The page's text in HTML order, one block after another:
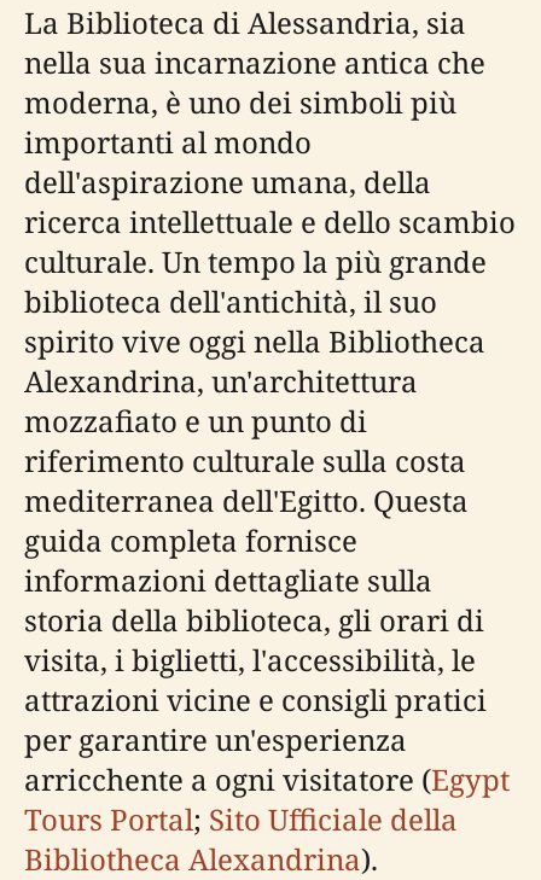
La Biblioteca di Alessandria, sia
nella sua incarnazione antica che
moderna, è uno dei simboli più
importanti al mondo
dell'aspirazione umana, della
ricerca intellettuale e dello scambio
culturale. Un tempo la più grande
biblioteca dell'antichità, il suo
spirito vive oggi nella Bibliotheca
Alexandrina, un'architettura
mozzafiato e un punto di
riferimento culturale sulla costa
mediterranea dell'Egitto. Questa
guida completa fornisce
informazioni dettagliate sulla
storia della biblioteca, gli orari di
visita, i biglietti, l'accessibilità, le
attrazioni vicine e consigli pratici
per garantire un'esperienza
arricchente a ogni visitatore (Egypt
Tours Portal; Sito Ufficiale della
Bibliotheca Alexandrina).